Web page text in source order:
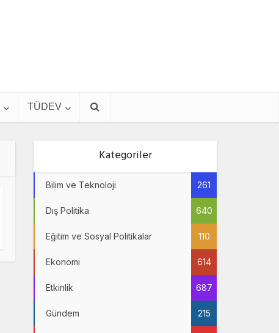
TÜDEV
Kategoriler
Bilim ve Teknoloji 261
Dış Politika 640
Eğitim ve Sosyal Politikalar 110
Ekonomi 614
Etkinlik 687
Gündem 215